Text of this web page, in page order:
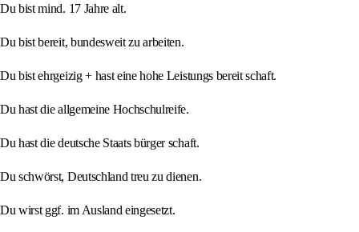
Du bist mind. 17 Jahre alt.
Du bist bereit, bundesweit zu arbeiten.
Du bist ehrgeizig + hast eine hohe Leistungs bereit schaft.
Du hast die allgemeine Hochschulreife.
Du hast die deutsche Staats bürger schaft.
Du schwörst, Deutschland treu zu dienen.
Du wirst ggf. im Ausland eingesetzt.